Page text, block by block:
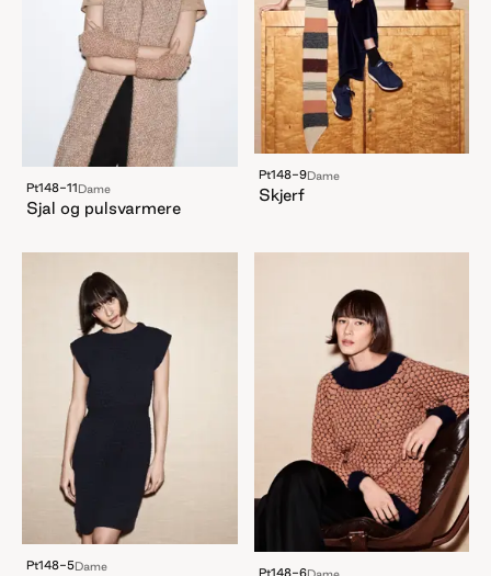
Pt148-11Dame
Sjal og pulsvarmere
Pt148-9Dame
Skjerf
Pt148-5Dame
Pt148-6